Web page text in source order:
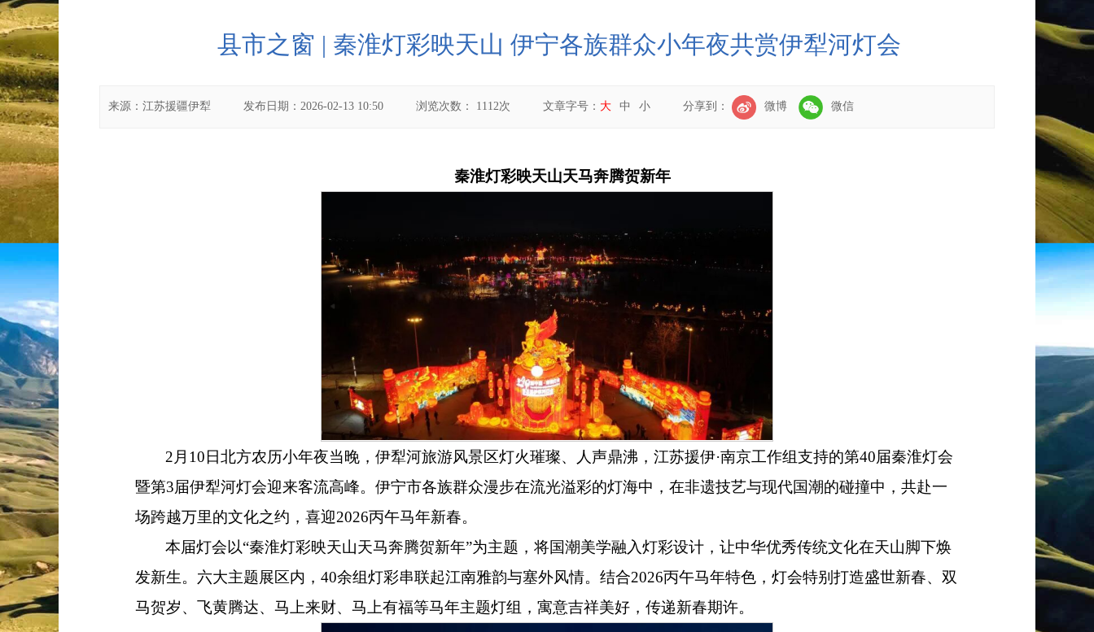
县市之窗 | 秦淮灯彩映天山 伊宁各族群众小年夜共赏伊犁河灯会
来源： 江苏援疆伊犁 发布日期： 2026-02-13 10:50 浏览次数： 1112次 文章字号： 大 中 小 分享到： 微博 微信
秦淮灯彩映天山天马奔腾贺新年
2 月 10日北方农历小年夜当晚，伊犁河旅游风景区灯火璀璨、人声鼎沸，江苏援伊·南京工作组支持的第40届秦淮灯会
暨第3届伊犁河灯会迎来客流高峰。伊宁市各族群众漫步在流光溢彩的灯海中，在非遗技艺与现代国潮的碰撞中，共赴一
场跨越万里的文化之约，喜迎2026丙午马年新春。
本届灯会以“秦淮灯彩映天山天马奔腾贺新年”为主题，将国潮美学融入灯彩设计，让中华优秀传统文化在天山脚下焕
发新生。六大主题展区内， 40余组灯彩串联起江南雅韵与塞外风情。结合2026丙午马年特色，灯会特别打造盛世新春、双
马贺岁、飞黄腾达、马上来财、马上有福等马年主题灯组，寓意吉祥美好，传递新春期许。